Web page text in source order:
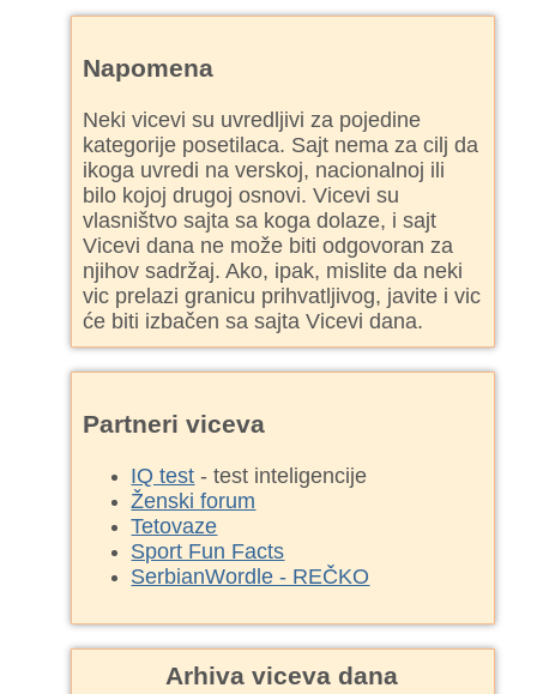
Napomena
Neki vicevi su uvredljivi za pojedine
kategorije posetilaca. Sajt nema za cilj da
ikoga uvredi na verskoj, nacionalnoj ili
bilo kojoj drugoj osnovi. Vicevi su
vlasništvo sajta sa koga dolaze, i sajt
Vicevi dana ne može biti odgovoran za
njihov sadržaj. Ako, ipak, mislite da neki
vic prelazi granicu prihvatljivog, javite i vic
će biti izbačen sa sajta Vicevi dana.
Partneri viceva
IQ test - test inteligencije
Ženski forum
Tetovaze
Sport Fun Facts
SerbianWordle - REČKO
Arhiva viceva dana